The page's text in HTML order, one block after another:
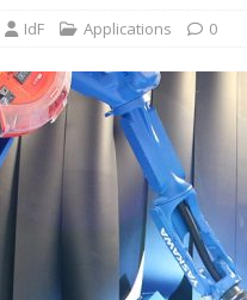
IdF Applications 0